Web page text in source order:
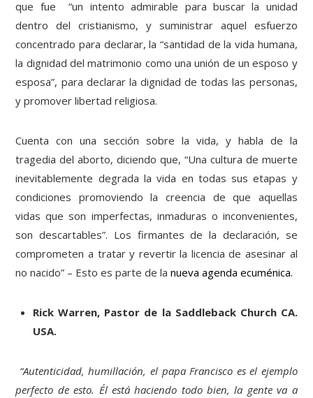
que fue “un intento admirable para buscar la unidad
dentro del cristianismo, y suministrar aquel esfuerzo
concentrado para declarar, la “santidad de la vida humana,
la dignidad del matrimonio como una unión de un esposo y
esposa”, para declarar la dignidad de todas las personas,
y promover libertad religiosa.
Cuenta con una sección sobre la vida, y habla de la
tragedia del aborto, diciendo que, “Una cultura de muerte
inevitablemente degrada la vida en todas sus etapas y
condiciones promoviendo la creencia de que aquellas
vidas que son imperfectas, inmaduras o inconvenientes,
son descartables”. Los firmantes de la declaración, se
comprometen a tratar y revertir la licencia de asesinar al
no nacido” – Esto es parte de lanueva agenda ecuménica.
Rick Warren, Pastor de la Saddleback Church CA.
USA.
“Autenticidad, humillación, el papa Francisco es el ejemplo
perfecto de esto. Él está haciendo todo bien, la gente va a